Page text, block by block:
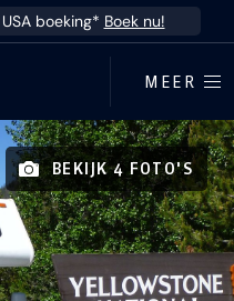
boeking* Boek nu!
MEER
BEKIJK 4 FOTO'S